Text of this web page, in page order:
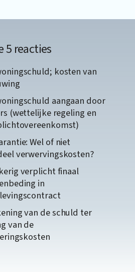
5 reacties
kosten van
aangaan door
(wettelijke regeling en
Wel of niet
verwervingskosten?
verplicht finaal
in
van de schuld ter
van de